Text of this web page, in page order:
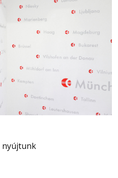
nyújtunk